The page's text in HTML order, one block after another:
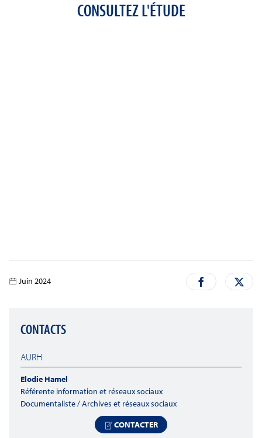
CONSULTEZ L'ÉTUDE
Juin 2024
CONTACTS
AURH
Elodie Hamel
Référente information et réseaux sociaux
Documentaliste / Archives et réseaux sociaux
CONTACTER